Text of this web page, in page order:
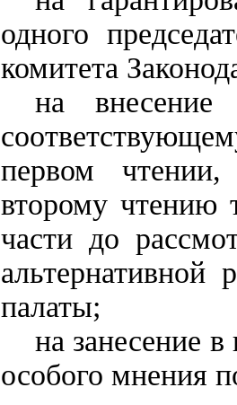
одного
комитета
на внесение
первом чтении,
второму чтению
части до
альтернативной
палаты;
на занесение в
особого мнения